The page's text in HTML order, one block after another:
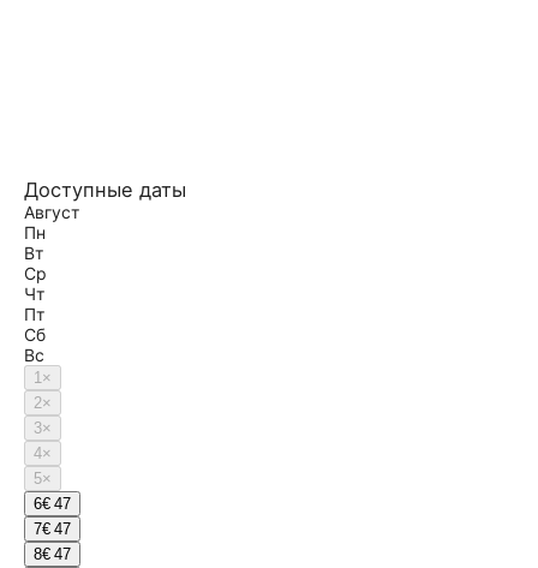
Доступные даты
Август
Пн
Вт
Ср
Чт
Пт
Сб
Вс
1×
2×
3×
4×
5×
6€ 47
7€ 47
8€ 47